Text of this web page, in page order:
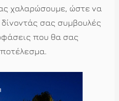
χαλαρώσουμε, ώστε να
σας συμβουλές
που θα σας